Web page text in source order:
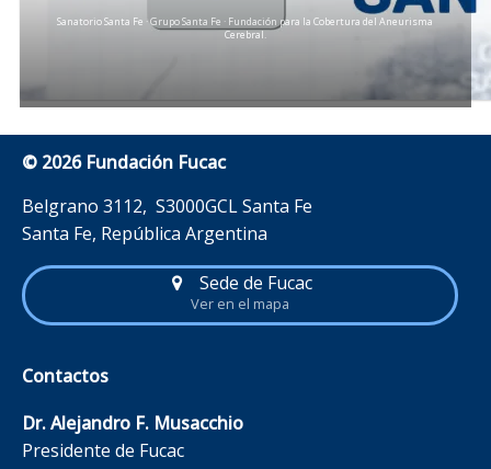
Sanatorio Santa Fe · Grupo Santa Fe · Fundación para la Cobertura del Aneurisma
Cerebral.
© 2026 Fundación Fucac
Belgrano 3112, S3000GCL Santa Fe
Santa Fe, República Argentina
Sede de Fucac
Ver en el mapa
Contactos
Dr. Alejandro F. Musacchio
Presidente de Fucac